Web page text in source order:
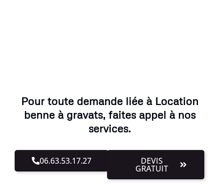
Pour toute demande liée à Location
benne à gravats, faites appel à nos
services.
06.63.53.17.27 DEVIS
GRATUIT